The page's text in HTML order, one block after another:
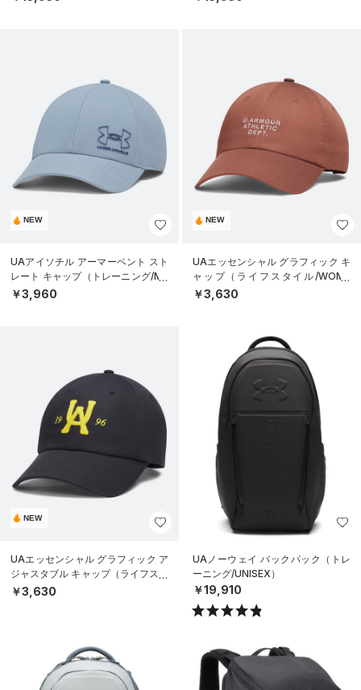
NEW
UAアイソチル アーマーベント スト
レート キャップ（トレーニング/ME
N）
￥3,960
NEW
UAエッセンシャル グラフィック キ
ャップ（ライフスタイル/WOME
N）
￥3,630
NEW
UAエッセンシャル グラフィック ア
ジャスタブル キャップ（ライフスタ
イル/UNISEX）
￥3,630
UAノーウェイ バックパック（トレ
ーニング/UNISEX）
￥19,910